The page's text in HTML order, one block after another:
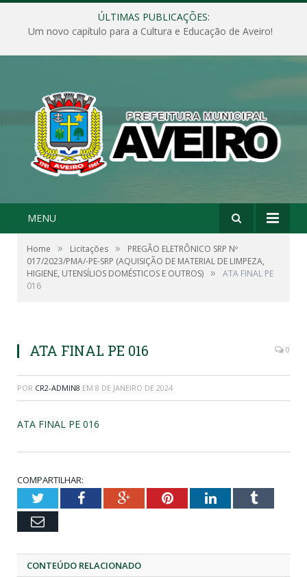
ÚLTIMAS PUBLICAÇÕES:
Um novo capítulo para a Cultura e Educação de Aveiro!
MENU
Home » Licitações »
PREGÃO ELETRÔNICO SRP Nº
017/2023/PMA/-PE-SRP (AQUISIÇÃO DE MATERIAL DE LIMPEZA,
HIGIENE, UTENSÍLIOS DOMÉSTICOS E OUTROS) »
ATA FINAL PE
016
ATA FINAL PE 016 0
POR CR2-ADMIN8 EM 8 DE JANEIRO DE 2024
ATA FINAL PE 016
COMPARTILHAR:
TwitterFacebookGoogle+PinterestLinkedInTumblr
Email
CONTEÚDO RELACIONADO